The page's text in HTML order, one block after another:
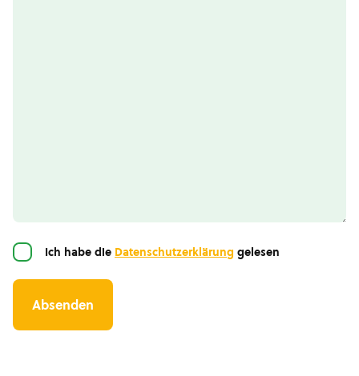
EinwilligungIch habe die Datenschutzerklärung gelesen